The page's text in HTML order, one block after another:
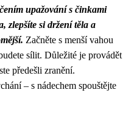
upažování s činkami
zlepšíte si držení těla a
Začněte s menší vahou
sílit. Důležité je provádět
předešli zranění.
– s nádechem spouštějte